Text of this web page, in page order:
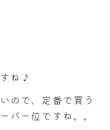
ね♪
ので、定番で買う
パー位ですね。。